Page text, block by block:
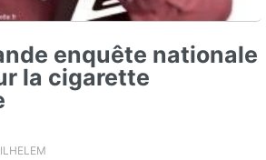
enquête nationale
la cigarette